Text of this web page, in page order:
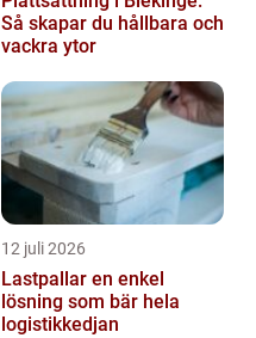
Så skapar du hållbara och
vackra ytor
12 juli 2026
Lastpallar en enkel
lösning som bär hela
logistikkedjan